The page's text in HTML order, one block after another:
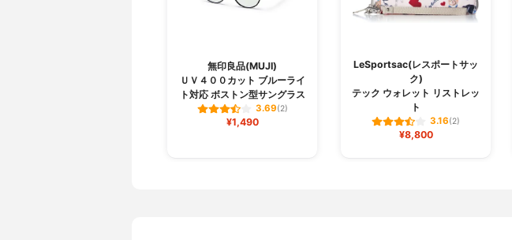
無印良品(MUJI)
ＵＶ４００カット ブルーライ
ト対応 ボストン型サングラス
3.69(2)
¥1,490
LeSportsac(レスポートサッ
ク)
テック ウォレット リストレッ
ト
3.16(2)
¥8,800